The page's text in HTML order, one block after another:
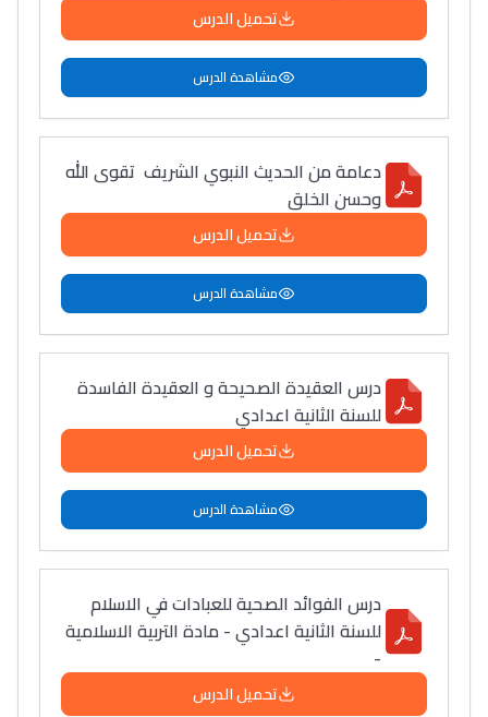
تحميل الدرس
مشاهدة الدرس
دعامة من الحديث النبوي الشريف تقوى الله
وحسن الخلق
تحميل الدرس
مشاهدة الدرس
درس العقيدة الصحيحة و العقيدة الفاسدة
للسنة الثانية اعدادي
تحميل الدرس
مشاهدة الدرس
درس الفوائد الصحية للعبادات في الاسلام
للسنة الثانية اعدادي - مادة التربية الاسلامية
-
تحميل الدرس